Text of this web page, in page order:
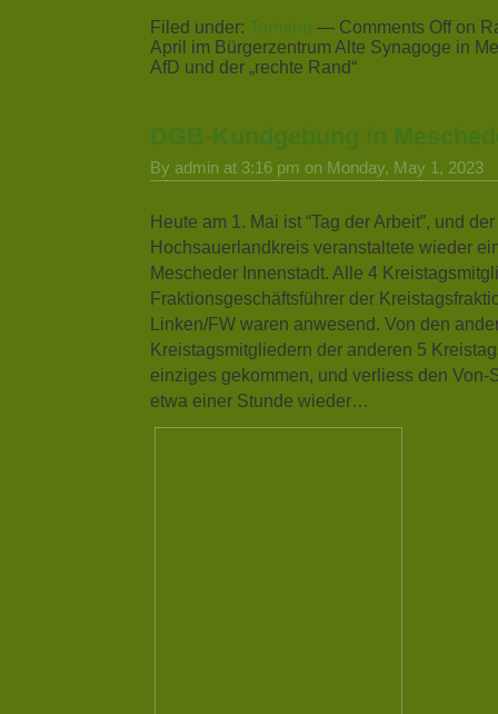
Filed under: Termine — Comments Offon
April im Bürgerzentrum Alte Synagoge in
AfD und der „rechte Rand“
DGB-Kundgebung in
By admin at 3:16 pm on Monday, May 1, 2023
Heute am 1. Mai ist “Tag der Arbeit”, und
Hochsauerlandkreis veranstaltete wieder
Mescheder Innenstadt. Alle 4
Fraktionsgeschäftsführer der
Linken/FW waren anwesend. Von den
Kreistagsmitgliedern der anderen 5
einziges gekommen, und verliess den Von-
etwa einer Stunde wieder…